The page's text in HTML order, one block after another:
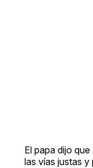
El papa dijo
las vías justas y